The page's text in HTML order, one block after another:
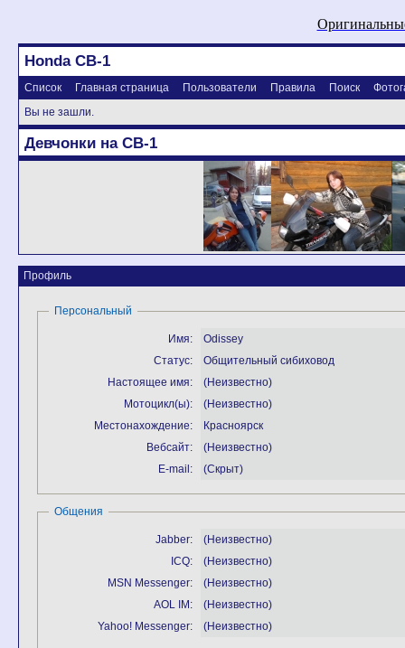
Honda CB-1
Список Главная страница Пользователи Правила Поиск
Вы не зашли.
Девчонки на CB-1
Профиль
Персональный
Имя:
Odissey
Статус:
Общительный сибиховод
Настоящее имя:
(Неизвестно)
Мотоцикл(ы):
(Неизвестно)
Местонахождение:
Красноярск
Вебсайт:
(Неизвестно)
E-mail:
(Скрыт)
Общения
Jabber:
(Неизвестно)
ICQ:
(Неизвестно)
MSN Messenger:
(Неизвестно)
AOL IM:
(Неизвестно)
Yahoo! Messenger:
(Неизвестно)